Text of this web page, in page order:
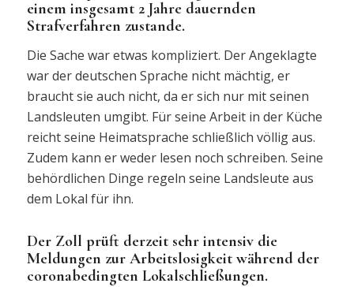
einem insgesamt 2 Jahre dauernden
Strafverfahren zustande.
Die Sache war etwas kompliziert. Der Angeklagte
war der deutschen Sprache nicht mächtig, er
braucht sie auch nicht, da er sich nur mit seinen
Landsleuten umgibt. Für seine Arbeit in der Küche
reicht seine Heimatsprache schließlich völlig aus.
Zudem kann er weder lesen noch schreiben. Seine
behördlichen Dinge regeln seine Landsleute aus
dem Lokal für ihn.
Der Zoll prüft derzeit sehr intensiv die
Meldungen zur Arbeitslosigkeit während der
coronabedingten Lokalschließungen.